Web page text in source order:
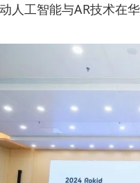
人工智能与AR技术在